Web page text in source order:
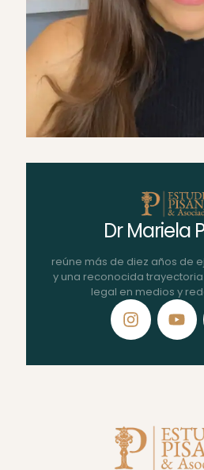
Dr Mariela
reúne más de diez años de
y una reconocida
legal en medios y